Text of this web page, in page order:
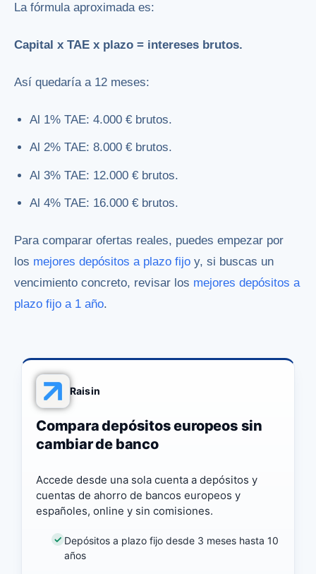
La fórmula aproximada es:
Capital x TAE x plazo = intereses brutos.
Así quedaría a 12 meses:
Al 1% TAE: 4.000 € brutos.
Al 2% TAE: 8.000 € brutos.
Al 3% TAE: 12.000 € brutos.
Al 4% TAE: 16.000 € brutos.
Para comparar ofertas reales, puedes empezar por
los mejores depósitos a plazo fijo y, si buscas un
vencimiento concreto, revisar los mejores depósitos a
plazo fijo a 1 año.
Raisin
Compara depósitos europeos sin
cambiar de banco
Accede desde una sola cuenta a depósitos y
cuentas de ahorro de bancos europeos y
españoles, online y sin comisiones.
Depósitos a plazo fijo desde 3 meses hasta 10
años